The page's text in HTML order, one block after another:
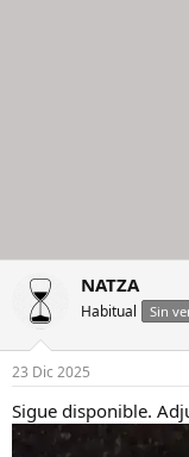
NATZA
Habitual Sin
23 Dic 2025
Sigue disponible.